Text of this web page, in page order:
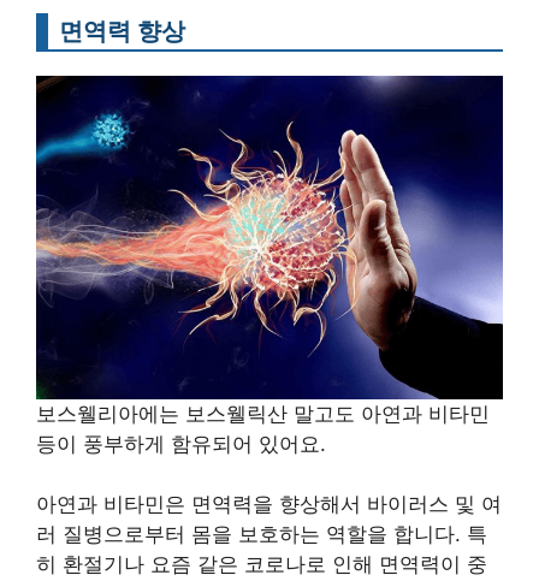
면역력 향상
보스웰리아에는 보스웰릭산 말고도 아연과 비타민
등이 풍부하게 함유되어 있어요.
아연과 비타민은 면역력을 향상해서 바이러스 및 여
러 질병으로부터 몸을 보호하는 역할을 합니다. 특
히 환절기나 요즘 같은 코로나로 인해 면역력이 중